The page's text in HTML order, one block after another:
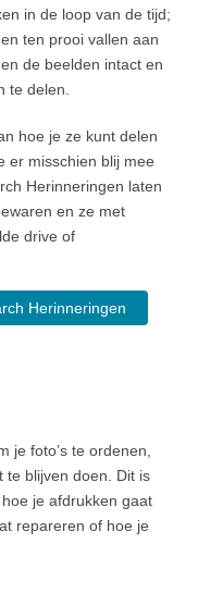
in de loop van de tijd;
ten prooi vallen aan
de beelden intact en
te delen.
hoe je ze kunt delen
er misschien blij mee
Herinneringen laten
en ze met
drive of
Herinneringen
je foto’s te ordenen,
te blijven doen. Dit is
je afdrukken gaat
repareren of hoe je